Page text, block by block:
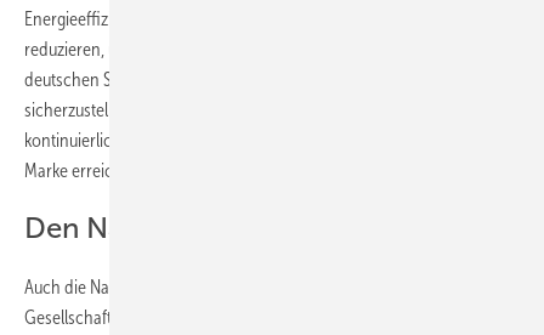
Energieeffizienz deutlich zu steigern und die Kosten erheblich zu
reduzieren, um die internationale Wettbewerbsfähigkeit der
deutschen Standorte, insbesondere des Stammsitzes in Allendorf,
sicherzustellen. Der Exportanteil des Unternehmens wurde
kontinuierlich gesteigert, sodass er 2006 zum ersten Mal die 50-%-
Marke erreichte.
Den Nachwuchs aufgebaut
Auch die Nachhaltigkeit rückte zum Jahrtausendwechsel bei der
Gesellschaft wieder stärker in den Blickpunkt. Entsprechend